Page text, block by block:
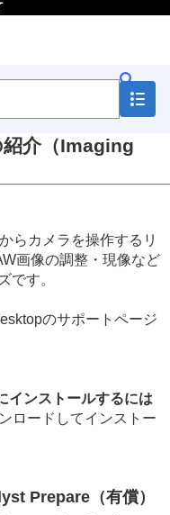
介（Imaging
介（Imaging
らカメラを操作するリ
画像の調整・現像など
です。
のサポートページ
インストールするには
ロードしてインストー
Prepare（有償）